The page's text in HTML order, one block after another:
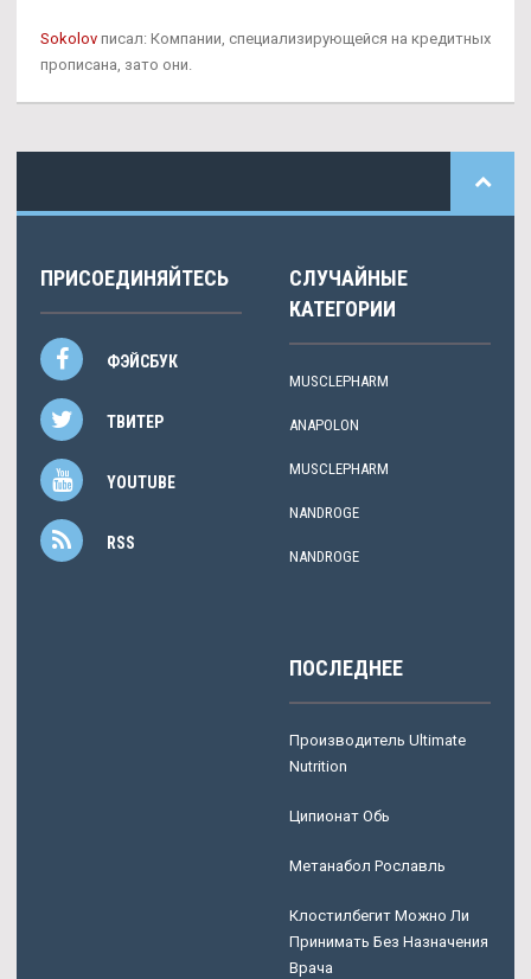
Sokolov писал: Компании, специализирующейся на кредитных
прописана, зато они.
ПРИСОЕДИНЯЙТЕСЬ
ФЭЙСБУК
ТВИТЕР
YOUTUBE
RSS
СЛУЧАЙНЫЕ
КАТЕГОРИИ
MUSCLEPHARM
ANAPOLON
MUSCLEPHARM
NANDROGE
NANDROGE
ПОСЛЕДНЕЕ
Производитель Ultimate
Nutrition
Ципионат Обь
Метанабол Рославль
Клостилбегит Можно Ли
Принимать Без Назначения
Врача